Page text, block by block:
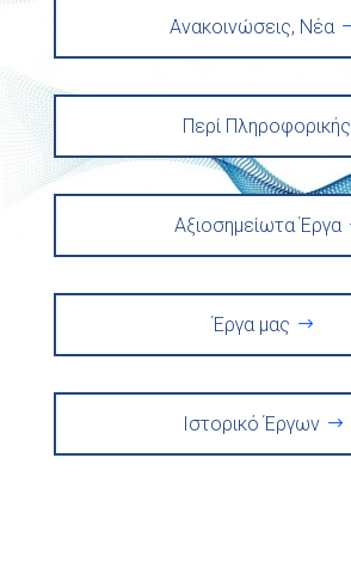
Ανακοινώσεις, Νέα
Περί Πληροφορικής
Αξιοσημείωτα Έργα
Έργα μας
Ιστορικό Έργων